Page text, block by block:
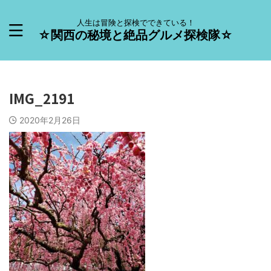
人生は冒険と探検でできている！
☆関西の秘境と絶品グルメ探検隊☆
IMG_2191
2020年2月26日